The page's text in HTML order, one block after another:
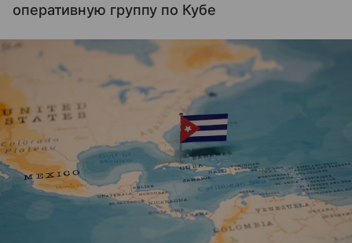
оперативную группу по Кубе